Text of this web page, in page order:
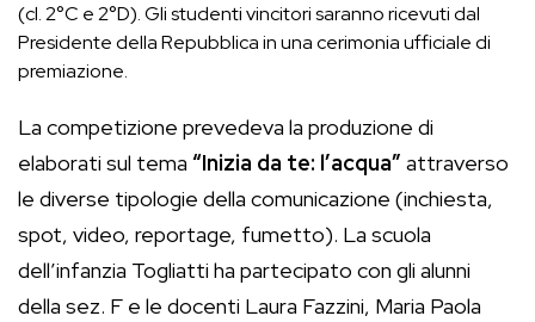
(cl. 2°C e 2°D). Gli studenti vincitori saranno ricevuti dal
Presidente della Repubblica in una cerimonia ufficiale di
premiazione.
La competizione prevedeva la produzione di
elaborati sul tema “Inizia da te: l’acqua” attraverso
le diverse tipologie della comunicazione (inchiesta,
spot, video, reportage, fumetto). La scuola
dell’infanzia Togliatti ha partecipato con gli alunni
della sez. F e le docenti Laura Fazzini, Maria Paola